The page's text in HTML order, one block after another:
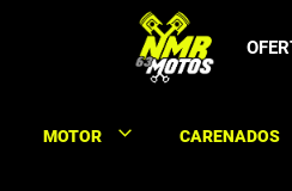
MOTOR CARENADOS